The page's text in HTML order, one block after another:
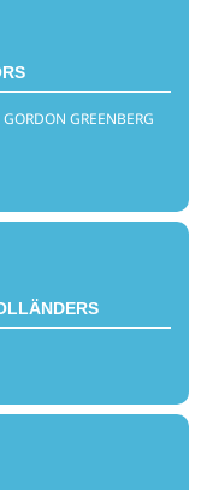
GREENBERG